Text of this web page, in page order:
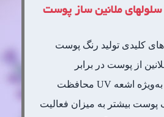
سلولهای ملانین ساز پوست
کلیدی تولید رنگ پوست
از پوست در برابر
آسیب‌های محیطی به‌ویژه اشعه UV محافظت
پوست بیشتر به میزان فعالیت